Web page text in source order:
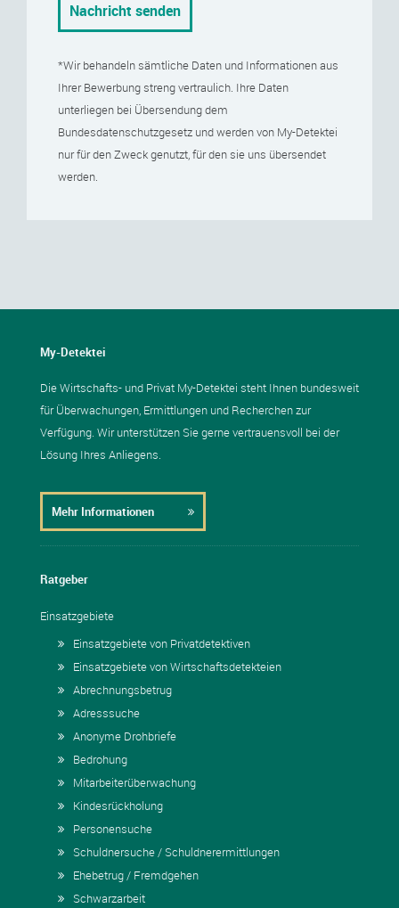
*Wir behandeln sämtliche Daten und Informationen aus
Ihrer Bewerbung streng vertraulich. Ihre Daten
unterliegen bei Übersendung dem
Bundesdatenschutzgesetz und werden von My-Detektei
nur für den Zweck genutzt, für den sie uns übersendet
werden.
My-Detektei
Die Wirtschafts- und Privat My-Detektei steht Ihnen bundesweit
für Überwachungen, Ermittlungen und Recherchen zur
Verfügung. Wir unterstützen Sie gerne vertrauensvoll bei der
Lösung Ihres Anliegens.
Mehr Informationen
Ratgeber
Einsatzgebiete
Einsatzgebiete von Privatdetektiven
Einsatzgebiete von Wirtschaftsdetekteien
Abrechnungsbetrug
Adresssuche
Anonyme Drohbriefe
Bedrohung
Mitarbeiterüberwachung
Kindesrückholung
Personensuche
Schuldnersuche / Schuldnerermittlungen
Ehebetrug / Fremdgehen
Schwarzarbeit